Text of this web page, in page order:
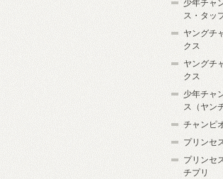
少年チャ
ス・タッ
ヤングチ
クス
ヤングチ
クス
少年チャ
ス（ヤン
チャンピ
プリンセ
プリンセ
チプリ